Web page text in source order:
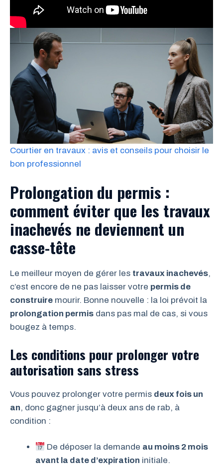
Courtier en travaux : avis et conseils pour choisir le
bon professionnel
Prolongation du permis :
comment éviter que les travaux
inachevés ne deviennent un
casse-tête
Le meilleur moyen de gérer les travaux inachevés,
c’est encore de ne pas laisser votre permis de
construire mourir. Bonne nouvelle : la loi prévoit la
prolongation permis dans pas mal de cas, si vous
bougez à temps.
Les conditions pour prolonger votre
autorisation sans stress
Vous pouvez prolonger votre permis deux fois un
an, donc gagner jusqu’à deux ans de rab, à
condition :
De déposer la demande au moins 2 mois
avant la date d’expiration initiale.